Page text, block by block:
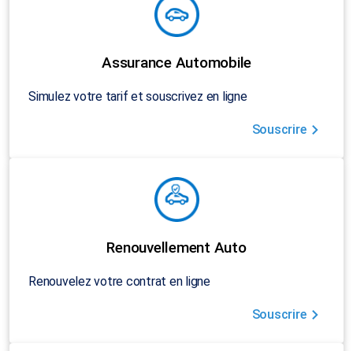
Assurance Automobile
Simulez votre tarif et souscrivez en ligne
Souscrire
Renouvellement Auto
Renouvelez votre contrat en ligne
Souscrire